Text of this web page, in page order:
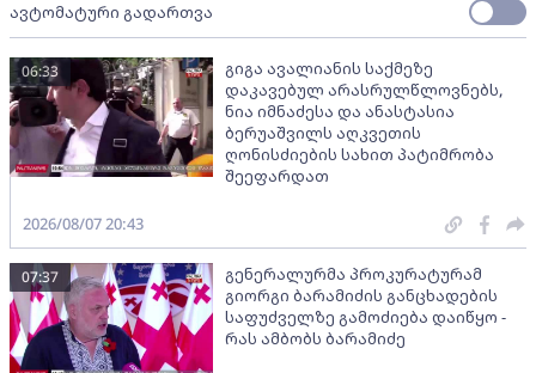
ავტომატური გადართვა
გიგა ავალიანის საქმეზე
დაკავებულ არასრულწლოვნებს,
ნია იმნაძესა და ანასტასია
ბერუაშვილს აღკვეთის
ღონისძიების სახით პატიმრობა
შეეფარდათ
06:33
2026/08/07 20:43
გენერალურმა პროკურატურამ
გიორგი ბარამიძის განცხადების
საფუძველზე გამოძიება დაიწყო -
რას ამბობს ბარამიძე
07:37